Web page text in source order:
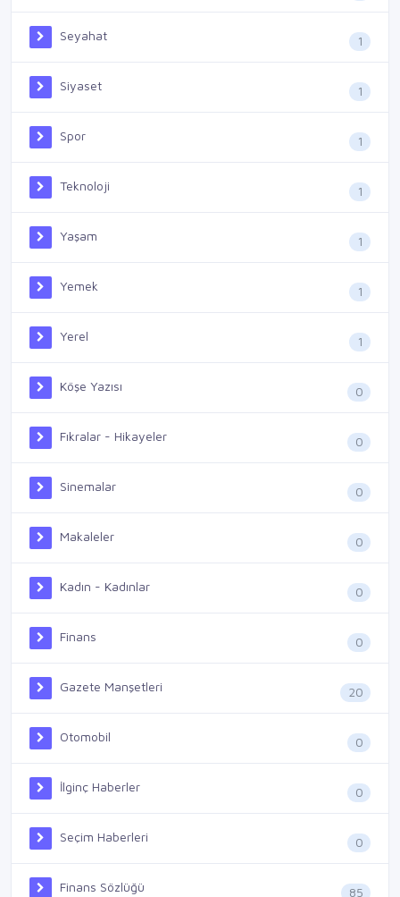
Seyahat 1
Siyaset 1
Spor 1
Teknoloji 1
Yaşam 1
Yemek 1
Yerel 1
Köşe Yazısı 0
Fıkralar - Hikayeler 0
Sinemalar 0
Makaleler 0
Kadın - Kadınlar 0
Finans 0
Gazete Manşetleri 20
Otomobil 0
İlginç Haberler 0
Seçim Haberleri 0
Finans Sözlüğü 85